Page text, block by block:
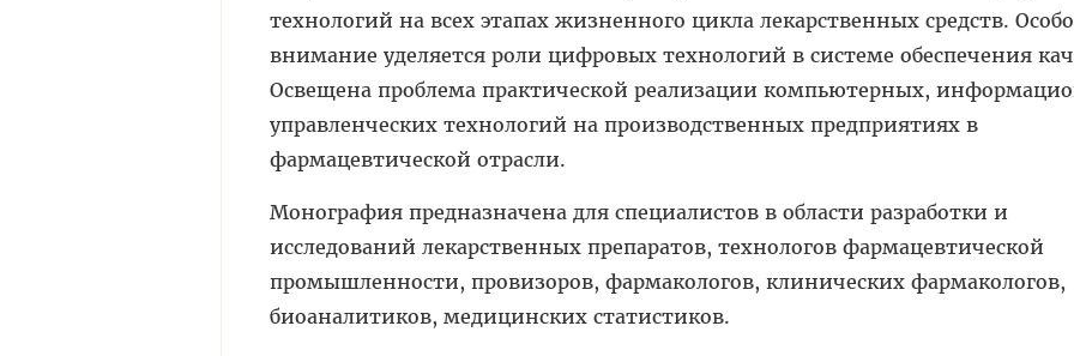
технологий на всех этапах жизненного цикла лекарственных средств.
внимание уделяется роли цифровых технологий в системе обеспечения
Освещена проблема практической реализации компьютерных,
управленческих технологий на производственных предприятиях в
фармацевтической отрасли.
Монография предназначена для специалистов в области разработки и
исследований лекарственных препаратов, технологов фармацевтической
промышленности, провизоров, фармакологов, клинических фармакологов,
биоаналитиков, медицинских статистиков.